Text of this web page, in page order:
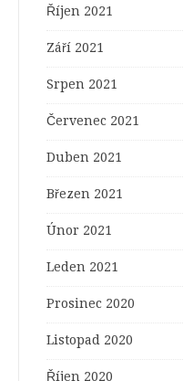
Říjen 2021
Září 2021
Srpen 2021
Červenec 2021
Duben 2021
Březen 2021
Únor 2021
Leden 2021
Prosinec 2020
Listopad 2020
Říjen 2020